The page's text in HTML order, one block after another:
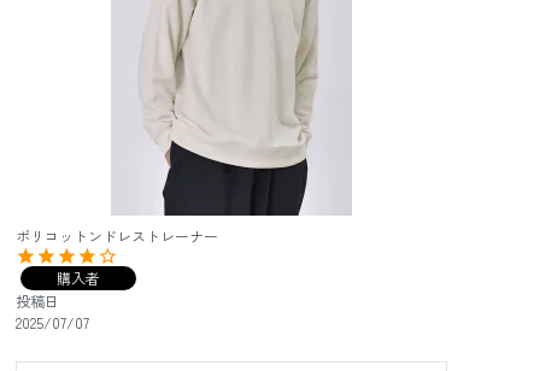
ポリコットンドレストレーナー
購入者
投稿日
2025/07/07